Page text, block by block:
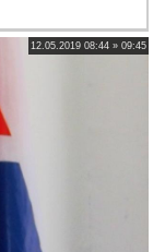
12.05.2019 08:44 » 09:45